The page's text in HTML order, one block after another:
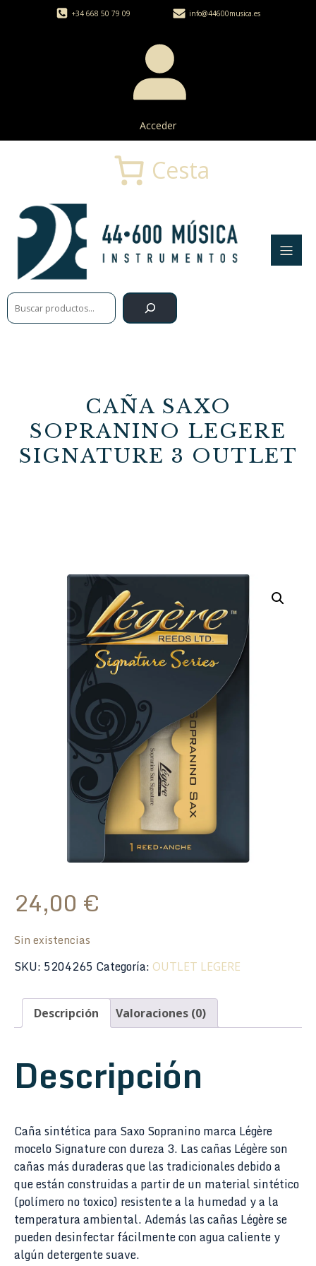
+34 668 50 79 09 info@44600musica.es
Acceder
Buscar
Cesta
CAÑA SAXO
SOPRANINO LEGERE
SIGNATURE 3 OUTLET
24,00 €
Sin existencias
SKU: 5204265 Categoría: OUTLET LEGERE
Descripción Valoraciones (0)
Descripción
Caña sintética para Saxo Sopranino marca Légère
mocelo Signature con dureza 3. Las cañas Légère son
cañas más duraderas que las tradicionales debido a
que están construidas a partir de un material sintético
(polímero no toxico) resistente a la humedad y a la
temperatura ambiental. Además las cañas Légère se
pueden desinfectar fácilmente con agua caliente y
algún detergente suave.